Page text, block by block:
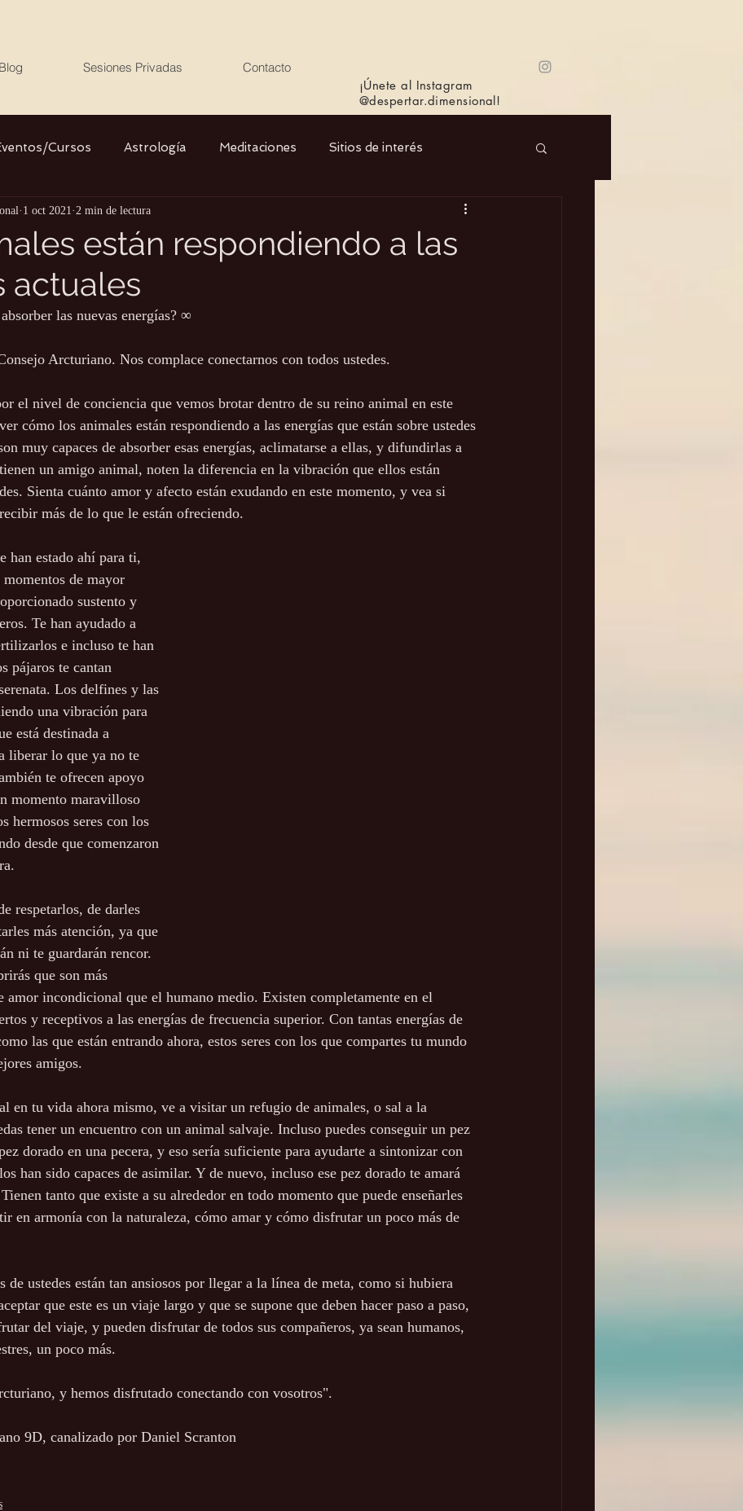
Blog Sesiones Privadas
Contacto
¡Únete al Instagram
@despertar.dimensional!
Cursos Astrología Meditaciones Sitios de interés
Libros Cristales Música
Agua Ciencia
están respondiendo a las
actuales
1 oct 2021 2 min de lectura
las nuevas energías? ∞
Arcturiano. Nos complace conectarnos con todos ustedes.
el nivel de conciencia que vemos brotar dentro de su reino animal en este
cómo los animales están respondiendo a las energías que están sobre ustedes
muy capaces de absorber esas energías, aclimatarse a ellas, y difundirlas a
un amigo animal, noten la diferencia en la vibración que ellos están
Sienta cuánto amor y afecto están exudando en este momento, y vea si
más de lo que le están ofreciendo.
han estado ahí para ti,
de mayor
sustento y
Te han ayudado a
e incluso te han
pájaros te cantan
Los delfines y las
una vibración para
está destinada a
liberar lo que ya no te
te ofrecen apoyo
momento maravilloso
hermosos seres con los
desde que comenzaron
respetarlos, de darles
más atención, ya que
ni te guardarán rencor.
que son más
amor incondicional que el humano medio. Existen completamente en el
y receptivos a las energías de frecuencia superior. Con tantas energías de
las que están entrando ahora, estos seres con los que compartes tu mundo
amigos.
en tu vida ahora mismo, ve a visitar un refugio de animales, o sal a la
tener un encuentro con un animal salvaje. Incluso puedes conseguir un pez
dorado en una pecera, y eso sería suficiente para ayudarte a sintonizar con
han sido capaces de asimilar. Y de nuevo, incluso ese pez dorado te amará
tanto que existe a su alrededor en todo momento que puede enseñarles
en armonía con la naturaleza, cómo amar y cómo disfrutar un poco más de
de ustedes están tan ansiosos por llegar a la línea de meta, como si hubiera
que este es un viaje largo y que se supone que deben hacer paso a paso,
del viaje, y pueden disfrutar de todos sus compañeros, ya sean humanos,
un poco más.
y hemos disfrutado conectando con vosotros".
9D, canalizado por Daniel Scranton